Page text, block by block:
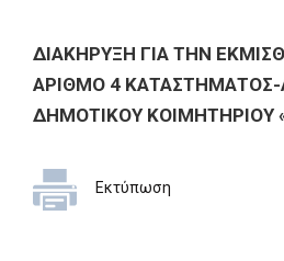
ΔΙΑΚΗΡΥΞΗ ΓΙΑ ΤΗΝ
ΑΡΙΘΜΟ 4
ΔΗΜΟΤΙΚΟΥ ΚΟΙΜΗΤΗΡΙΟΥ
Εκτύπωση